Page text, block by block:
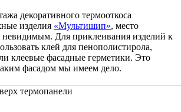
декоративного термооткоса
изделия «Мультишип», место
невидимым. Для приклеивания изделий к
клей для пенополистирола,
клеевые фасадные герметики. Это
фасадом мы имеем дело.